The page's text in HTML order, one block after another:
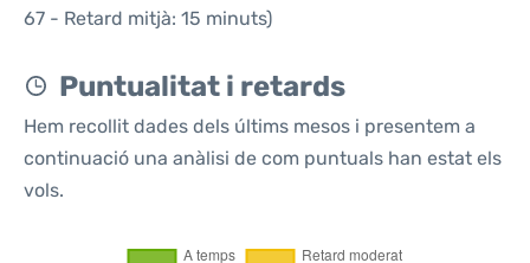
67 - Retard mitjà: 15 minuts)
Puntualitat i retards
Hem recollit dades dels últims mesos i presentem a
continuació una anàlisi de com puntuals han estat els
vols.